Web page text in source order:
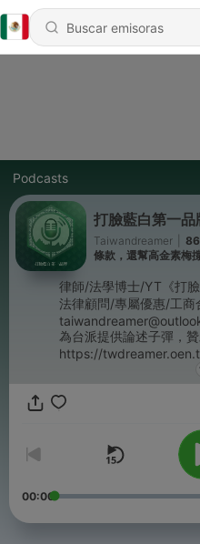
Podcasts
打臉藍白第一品
Taiwandreamer
條款，還幫高金素梅
律師/法學博士/YT《打
法律顧問/專屬優惠/工商
為台派提供論述子彈，
https://
00:00